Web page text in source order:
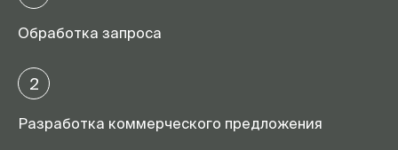
Обработка запроса
2
Разработка коммерческого предложения